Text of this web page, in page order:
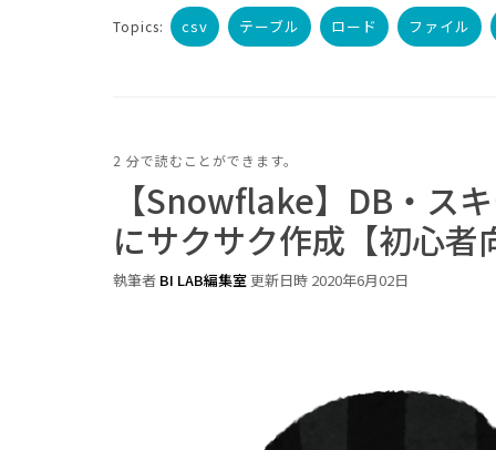
Topics: csv テーブル ロード ファイル
2 分で読むことができます。
【Snowflake】DB・ス
にサクサク作成【初心者
執筆者 BI LAB編集室更新日時 2020年6月02日